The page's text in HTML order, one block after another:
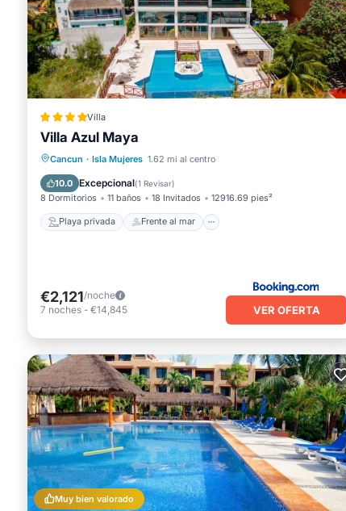
Villa
Villa Azul Maya
Cancun · Isla Mujeres 1.62 mi al centro
10.0 Excepcional(1 Revisar)
8 Dormitorios 11 baños 18 Invitados 12916.69 pies²
Playa privada Frente al mar
Playa privada
Frente al mar
Bañera de hidromasaje
€2,121/noche
7 noches - €14,845 VER OFERTA
Muy bien valorado